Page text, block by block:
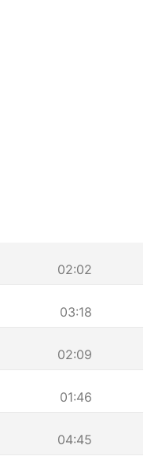
02:02
03:18
02:09
01:46
04:45